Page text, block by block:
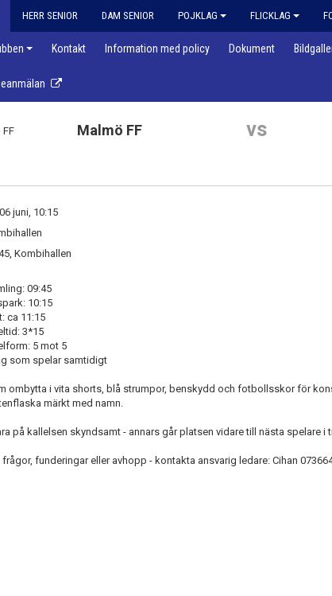
HERR SENIOR DAM SENIOR POJKLAG FLICKLAG
Kontakt Information med policy Dokument
Malmö FF vs
juni, 10:15
Kombihallen
09:45
10:15
ca 11:15
3*15
5 mot 5
som spelar samtidigt
ombytta i vita shorts, blå strumpor, benskydd och fotbollsskor för
märkt med namn.
på kallelsen skyndsamt - annars går platsen vidare till nästa spelare i
frågor, funderingar eller avhopp - kontakta ansvarig ledare: Cihan